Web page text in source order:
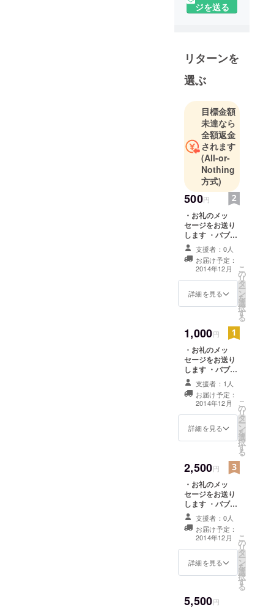
な恋活、婚
です。
自治体と組
んで行う街
コンは、新
聞やラジオ
などにも取
り上げられ
ました。
恋活だけで
はなく、皆
様が楽しめ
る企画も考
案していま
す。
ジを送る
リターンを
選ぶ
目標金額
未達なら
全額返金
されます
(All-or-
Nothing
方式)
500円
・お礼のメッ
セージをお送り
します ・バブル
サッカー写真
データを1枚お送
りします
支援者：0人
お届け予定：
2014年12月
詳細を見る
こ
の
リ
タ
ー
ン
を
選
択
す
る
1,000円
・お礼のメッ
セージをお送り
します ・バブル
サッカー写真
データを3枚お送
りします ・オリ
ジナルボールペ
ン1本
支援者：1人
お届け予定：
2014年12月
詳細を見る
こ
の
リ
タ
ー
ン
を
選
択
す
る
2,500円
・お礼のメッ
セージをお送り
します ・バブル
サッカー写真
データを5枚お送
りします ・
Facebookペー
ジにて「協力
者」として名前
掲載 ・オリジナ
ルボールペン2本
支援者：0人
お届け予定：
2014年12月
詳細を見る
こ
の
リ
タ
ー
ン
を
選
択
す
る
5,500円